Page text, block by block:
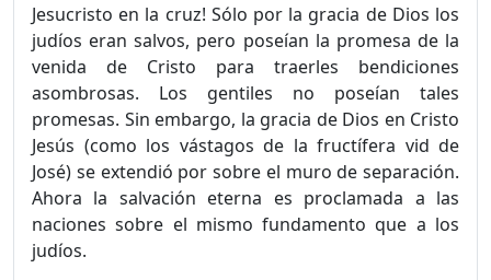
Jesucristo en la cruz! Sólo por la gracia de Dios los
judíos eran salvos, pero poseían la promesa de la
venida de Cristo para traerles bendiciones
asombrosas. Los gentiles no poseían tales
promesas. Sin embargo, la gracia de Dios en Cristo
Jesús (como los vástagos de la fructífera vid de
José) se extendió por sobre el muro de separación.
Ahora la salvación eterna es proclamada a las
naciones sobre el mismo fundamento que a los
judíos.